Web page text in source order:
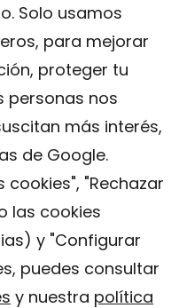
Solo usamos
para mejorar
proteger tu
personas nos
más interés,
de Google.
"Rechazar
las cookies
y "Configurar
puedes consultar
y nuestra política